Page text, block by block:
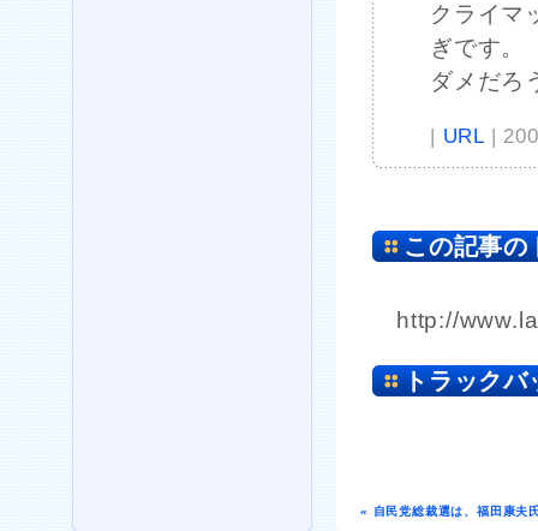
クライマ
ぎです。
ダメだろ
| URL |
この記事の
http://
トラックバ
« 自民党総裁選は、福田康夫